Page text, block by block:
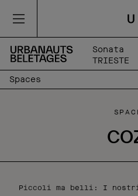
Sonata
TRIESTE
Spaces
Piccoli ma belli: I